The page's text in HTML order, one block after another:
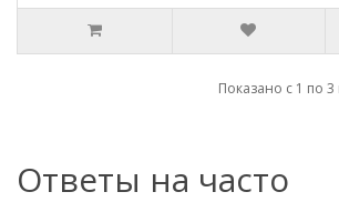
Показано с 1 по 3
Ответы на часто